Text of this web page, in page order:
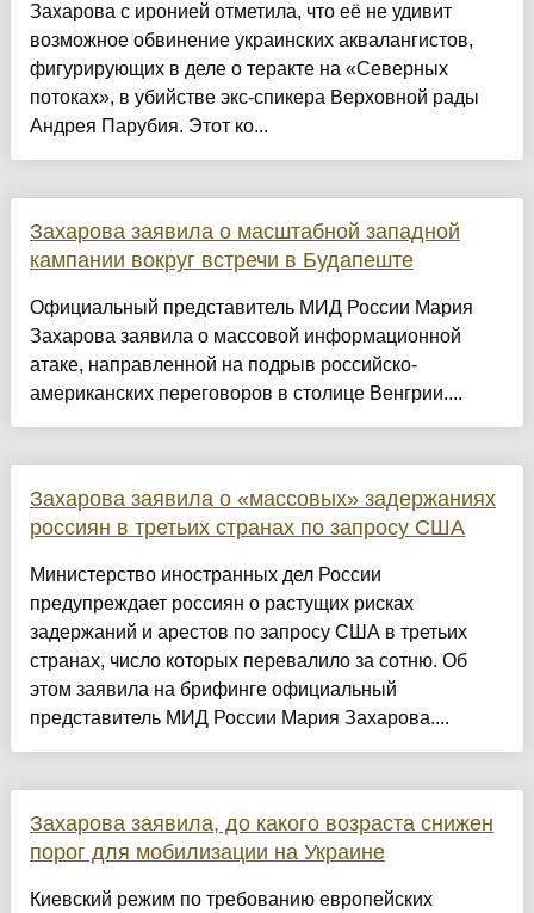
Захарова с иронией отметила, что её не удивит
возможное обвинение украинских аквалангистов,
фигурирующих в деле о теракте на «Северных
потоках», в убийстве экс-спикера Верховной рады
Андрея Парубия. Этот ко...
Захарова заявила о масштабной западной
кампании вокруг встречи в Будапеште
Официальный представитель МИД России Мария
Захарова заявила о массовой информационной
атаке, направленной на подрыв российско-
американских переговоров в столице Венгрии....
Захарова заявила о «массовых» задержаниях
россиян в третьих странах по запросу США
Министерство иностранных дел России
предупреждает россиян о растущих рисках
задержаний и арестов по запросу США в третьих
странах, число которых перевалило за сотню. Об
этом заявила на брифинге официальный
представитель МИД России Мария Захарова....
Захарова заявила, до какого возраста снижен
порог для мобилизации на Украине
Киевский режим по требованию европейских